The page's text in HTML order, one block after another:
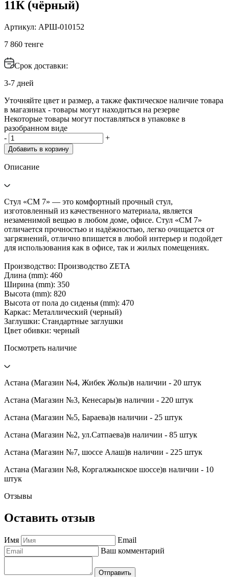
11К (чёрный)
Артикул: АРШ-010152
7 860 тенге
Срок доставки:
3-7 дней
Уточняйте цвет и размер, а также фактическое наличие товара
в магазинах - товары могут находиться на резерве
Некоторые товары могут поставляться в упаковке в
разобранном виде
-
+
Добавить в корзину
Описание
Стул «СМ 7» — это комфортный прочный стул,
изготовленный из качественного материала, является
незаменимой вещью в любом доме, офисе. Стул «СМ 7»
отличается прочностью и надёжностью, легко очищается от
загрязнений, отлично впишется в любой интерьер и подойдет
для использования как в офисе, так и жилых помещениях.
Производство: Производство ZETA
Длина (mm): 460
Ширина (mm): 350
Высота (mm): 820
Высота от пола до сиденья (mm): 470
Каркас: Металлический (черный)
Заглушки: Стандартные заглушки
Цвет обивки: черный
Посмотреть наличие
Астана (Магазин №4, Жибек Жолы)в наличии - 20 штук
Астана (Магазин №3, Кенесары)в наличии - 220 штук
Астана (Магазин №5, Бараева)в наличии - 25 штук
Астана (Магазин №2, ул.Сатпаева)в наличии - 85 штук
Астана (Магазин №7, шоссе Алаш)в наличии - 225 штук
Астана (Магазин №8, Коргалжынское шоссе)в наличии - 10
штук
Отзывы
Оставить отзыв
Имя
Email
Ваш комментарий
Отправить